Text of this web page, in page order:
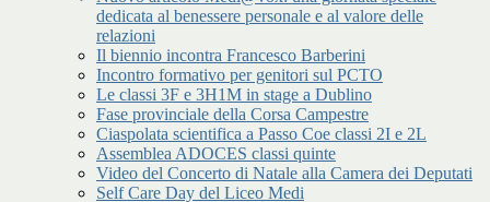
dedicata al benessere personale e al valore delle
relazioni
Il biennio incontra Francesco Barberini
Incontro formativo per genitori sul PCTO
Le classi 3F e 3H1M in stage a Dublino
Fase provinciale della Corsa Campestre
Ciaspolata scientifica a Passo Coe classi 2I e 2L
Assemblea ADOCES classi quinte
Video del Concerto di Natale alla Camera dei Deputati
Self Care Day del Liceo Medi